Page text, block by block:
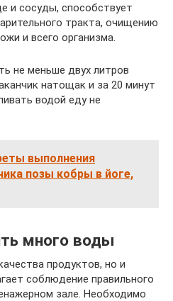
и сосуды, способствует
тракта, очищению
и всего организма.
не меньше двух литров
натощак и за 20 минут
водой еду не
выполнения
позы кобры в йоге,
много воды
продуктов, но и
соблюдение правильного
зале. Необходимо